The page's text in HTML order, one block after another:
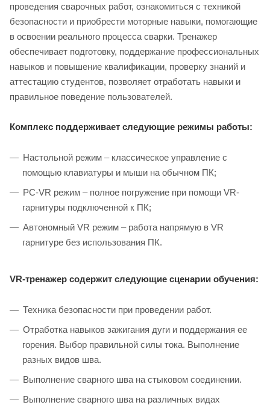
проведения сварочных работ, ознакомиться с техникой
безопасности и приобрести моторные навыки, помогающие
в освоении реального процесса сварки. Тренажер
обеспечивает подготовку, поддержание профессиональных
навыков и повышение квалификации, проверку знаний и
аттестацию студентов, позволяет отработать навыки и
правильное поведение пользователей.
Комплекс поддерживает следующие режимы работы:
Настольной режим – классическое управление с
помощью клавиатуры и мыши на обычном ПК;
PC-VR режим – полное погружение при помощи VR-
гарнитуры подключенной к ПК;
Автономный VR режим – работа напрямую в VR
гарнитуре без использования ПК.
VR-тренажер содержит следующие сценарии обучения:
Техника безопасности при проведении работ.
Отработка навыков зажигания дуги и поддержания ее
горения. Выбор правильной силы тока. Выполнение
разных видов шва.
Выполнение сварного шва на стыковом соединении.
Выполнение сварного шва на различных видах